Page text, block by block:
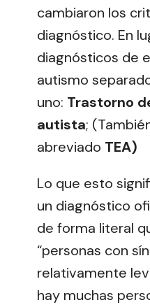
cambiaron los
diagnóstico. En
diagnósticos de
autismo
uno: Trastorno
autista;
abreviado TEA)
Lo que esto
un diagnóstico
de forma literal
“personas con
relativamente
hay muchas